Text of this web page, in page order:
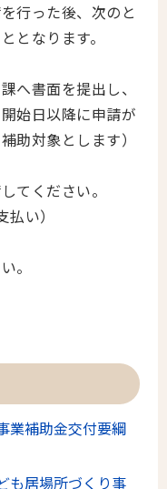
行った後、次のと
となります。
へ書面を提出し、
始日以降に申請が
助対象とします）
てください。
い）
。
業補助金交付要綱
も居場所づくり事